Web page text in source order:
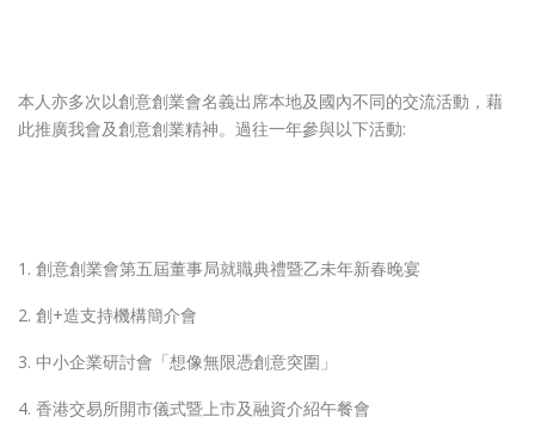
本人亦多次以創意創業會名義出席本地及國內不同的交流活動，藉
此推廣我會及創意創業精神。過往一年參與以下活動:
1. 創意創業會第五屆董事局就職典禮暨乙未年新春晚宴
2. 創+造支持機構簡介會
3. 中小企業研討會「想像無限憑創意突圍」
4. 香港交易所開市儀式暨上市及融資介紹午餐會